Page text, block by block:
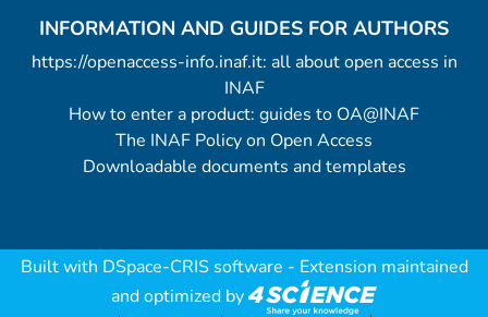
INFORMATION AND GUIDES FOR AUTHORS
https://openaccess-info.inaf.it: all about open access in
INAF
How to enter a product: guides to OA@INAF
The INAF Policy on Open Access
Downloadable documents and templates
Built with DSpace-CRIS software - Extension maintained
and optimized by